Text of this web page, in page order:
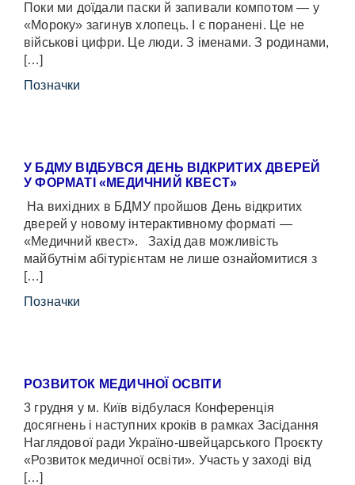
Поки ми доїдали паски й запивали компотом — у
«Мороку» загинув хлопець. І є поранені. Це не
військові цифри. Це люди. З іменами. З родинами,
[…]
Позначки
У БДМУ ВІДБУВСЯ ДЕНЬ ВІДКРИТИХ ДВЕРЕЙ
У ФОРМАТІ «МЕДИЧНИЙ КВЕСТ»
На вихідних в БДМУ пройшов День відкритих
дверей у новому інтерактивному форматі —
«Медичний квест». Захід дав можливість
майбутнім абітурієнтам не лише ознайомитися з
[…]
Позначки
РОЗВИТОК МЕДИЧНОЇ ОСВІТИ
3 грудня у м. Київ відбулася Конференція
досягнень і наступних кроків в рамках Засідання
Наглядової ради Україно-швейцарського Проєкту
«Розвиток медичної освіти». Участь у заході від
[…]